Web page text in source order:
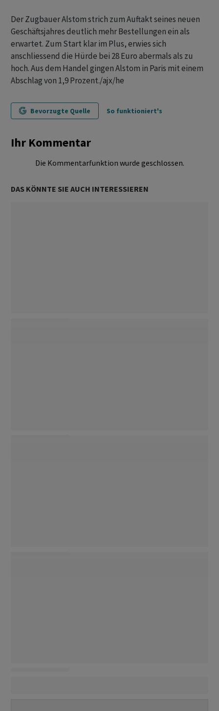
Der Zugbauer Alstom strich zum Auftakt seines neuen
Geschäftsjahres deutlich mehr Bestellungen ein als
erwartet. Zum Start klar im Plus, erwies sich
anschliessend die Hürde bei 28 Euro abermals als zu
hoch. Aus dem Handel gingen Alstom in Paris mit einem
Abschlag von 1,9 Prozent./ajx/he
Bevorzugte Quelle So funktioniert's
Ihr Kommentar
Die Kommentarfunktion wurde geschlossen.
DAS KÖNNTE SIE AUCH INTERESSIEREN